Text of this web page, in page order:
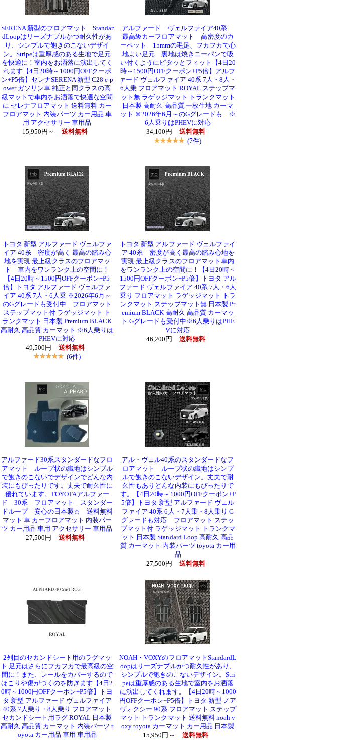
SERENA 新型のフロアマット Standar
dLoopはリーズナブルかつ耐久性があ
り、シンプルで飽きのこないデザイ
ン。Stripeは重厚感のある生地で足元
を快適に！室内をお洒落に演出してく
れます【4日20時～1000円OFFクーポ
ン+P5倍】セレナSERENA 新型 C28 e-p
ower ガソリン車 純正と同クラスの高
級マットで車内をお洒落で快適な空間
に セレナフロアマット 送料無料 カー
フロアマット 内装パーツ カー用品 車
用 アクセサリー 車用品
15,950円～
送料無料
アルファード ヴェルファイア40系
最高級カーフロアマット 高密度のカ
ーペット 15mmの毛足、フカフカで心
地よい足元 裏地は焼きニーパンで吸
い付くようにピタッとフィット【4日20
時～1500円OFFクーポン+P5倍】アルフ
ァード ヴェルファイア 40系 7人・8人・
6人乗 フロアマット ROYAL ステップマ
ット無 ラゲッジマット トランクマット
日本製 高耐久 高品質 一枚生地 カーマ
ット ※2026年6月～のGグレードも ※
6人乗りはPHEVに対応
34,100円
送料無料
(7件)
トヨタ 新型 アルファード ヴェルファ
イア 40糸 密度が高く 最高の踏み心
地を実現 最上級クラスのフロアマッ
ト 車内をワンランク上の空間に！
【4日20時～1500円OFFクーポン+P5
倍】トヨタ アルファード ヴェルファ
イア 40系 7人・6人乗 ※2026年6月～
のGグレードも受付中 フロアマット
ステップマット付 ラゲッジマット ト
ランクマット 日本製 Premium BLACK
高耐久 高品質 カーマット ※6人乗りは
PHEVに対応
49,500円
送料無料
(6件)
トヨタ 新型 アルファード ヴェルファイ
ア 40糸 密度が高く最高の踏み心地を
実現 最上級クラスのフロアマット車内
をワンランク上の空間に！【4日20時～
1500円OFFクーポン+P5倍】トヨタ アル
ファード ヴェルファイア 40系 7人・6人
乗り フロアマット ラゲッジマット トラ
ンクマット ステップマット無 日本製 Pr
emium BLACK 高耐久 高品質 カーマッ
ト Gグレードも受付中※6人乗りはPHE
Vに対応
46,200円
送料無料
アルファード30系スタンダードなフロ
アマット ループ状の織地はシンプル
で飽きのこないでデザインでどんな内
装にもぴったりです。丈夫で耐久性に
優れています。TOYOTAアルファー
ド 30系 フロアマット スタンダー
ドループ 安心の日本製☆ 送料無料
マット 車 カーフロアマット 内装パー
ツ カー用品 車用 アクセサリー 車用品
27,500円
送料無料
アル・ヴェル40系のスタンダードなフ
ロアマット ループ状の織地はシンプ
ルで飽きのこないデザイン。丈夫で耐
久性もありどんな内装にもぴったりで
す。【4日20時～1000円OFFクーポン+P
5倍】トヨタ 新型 アルファード ヴェル
ファイア 40系 6人・7人乗・8人乗り G
グレードも対応 フロアマット ステッ
プマット付 ラゲッジマット トランクマ
ット 日本製 Standard Loop 高耐久 高品
質 カーマット 内装パーツ toyota カー用
品
27,500円
送料無料
2列目のセカンドシート用のラグマッ
ト 足元はさらにフカフカで最高級の空
間に！また、レールをカバーするので
ほこりや傷がつくのを防ぎます【4日2
0時～1000円OFFクーポン+P5倍】トヨ
タ 新型 アルファード ヴェルファイア
40系 7人乗り・8人乗り フロアマット
セカンドシート用ラグ ROYAL 日本製
高耐久 高品質 カーマット 内装パーツ t
oyota カー用品 車用 車用品
NOAH・VOXYのフロアマットStandardL
oopはリーズナブルかつ耐久性があり、
シンプルで飽きのこないデザイン。Stri
peは重厚感のある生地で室内をお洒落
に演出してくれます。【4日20時～1000
円OFFクーポン+P5倍】トヨタ 新型 ノア
ヴォクシー 90系 フロアマット ステップ
マット トランクマット 送料無料 noah v
oxy toyota カーマット カー用品 日本製
15,950円～
送料無料